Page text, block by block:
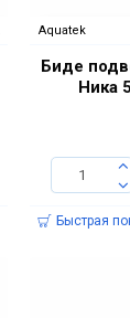
Aquatek
Биде
Ника
Быстрая